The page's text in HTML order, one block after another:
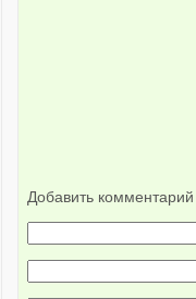
Добавить комментарий